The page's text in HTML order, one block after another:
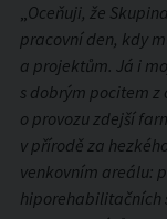
„Oceňuji, že
pracovní den, kdy
a projektům. Já i
s dobrým pocitem z
o provozu zdejší
v přírodě za
venkovním areálu:
hiporehabilitačních